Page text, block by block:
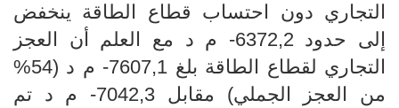
التجاري دون احتساب قطاع الطاقة ينخفض
إلى حدود 6372,2- م د مع العلم أن العجز
التجاري لقطاع الطاقة بلغ 7607,1- م د (54
%
من العجز الجملي) مقابل 7042,3- م د تم